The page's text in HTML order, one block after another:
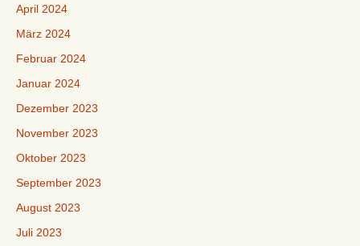
April 2024
März 2024
Februar 2024
Januar 2024
Dezember 2023
November 2023
Oktober 2023
September 2023
August 2023
Juli 2023